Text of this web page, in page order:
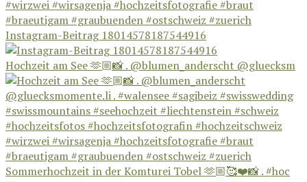
Instagram-Beitrag 18014578187544916
Hochzeit am See 🫶🏼📸 . @blumen_anderscht @gluecksm
Sommerhochzeit in der Komturei Tobel 🫶🏼🥰❤️📸 . #hoc